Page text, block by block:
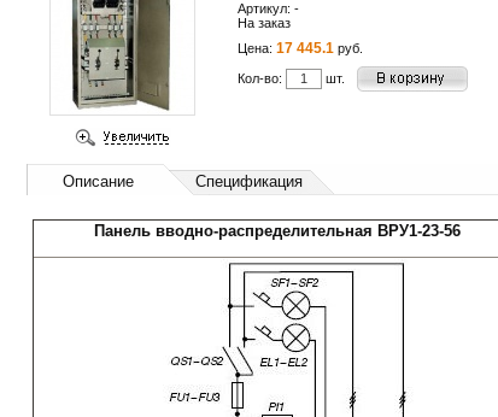
Артикул: -
На заказ
Цена: 17 445.1 руб.
Кол-во: шт.
Описание Спецификация
Панель вводно-распределительная ВРУ1-23-56